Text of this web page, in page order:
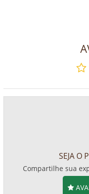
SEJA O
Compartilhe sua